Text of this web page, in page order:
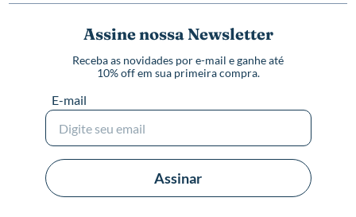
Assine nossa Newsletter
Receba as novidades por e-mail e ganhe até
10% off em sua primeira compra.
E-mail
Assinar